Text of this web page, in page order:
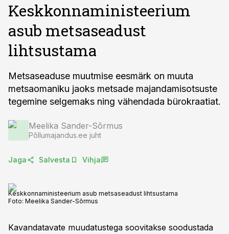
Keskkonnaministeerium
asub metsaseadust
lihtsustama
Metsaseaduse muutmise eesmärk on muuta
metsaomaniku jaoks metsade majandamisotsuste
tegemine selgemaks ning vähendada bürokraatiat.
Meelika Sander-Sõrmus
Põllumajandus.ee juht
Jaga Salvesta Vihja
Keskkonnaministeerium asub metsaseadust lihtsustama
Foto: Meelika Sander-Sõrmus
Kavandatavate muudatustega soovitakse soodustada